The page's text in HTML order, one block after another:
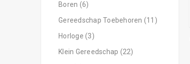
Boren (6)
Gereedschap Toebehoren (11)
Horloge (3)
Klein Gereedschap (22)